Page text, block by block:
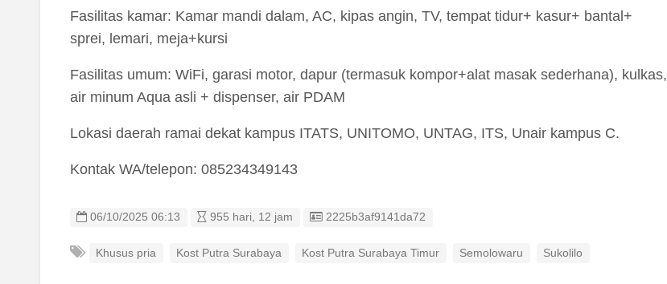
Fasilitas kamar: Kamar mandi dalam, AC, kipas angin, TV, tempat tidur+ kasur+ bantal+
sprei, lemari, meja+kursi
Fasilitas umum: WiFi, garasi motor, dapur (termasuk kompor+alat masak sederhana), kulkas,
air minum Aqua asli + dispenser, air PDAM
Lokasi daerah ramai dekat kampus ITATS, UNITOMO, UNTAG, ITS, Unair kampus C.
Kontak WA/telepon: 085234349143
06/10/2025 06:13 955 hari, 12 jam Listing ID
2225b3af9141da72
Khusus pria Kost Putra Surabaya Kost Putra Surabaya Timur Semolowaru Sukolilo